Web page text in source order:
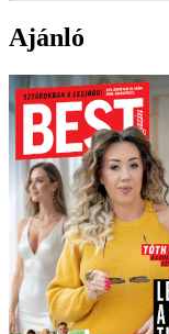
Ajánló